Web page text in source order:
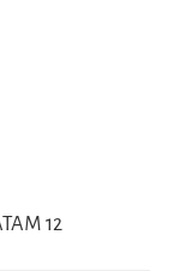
12